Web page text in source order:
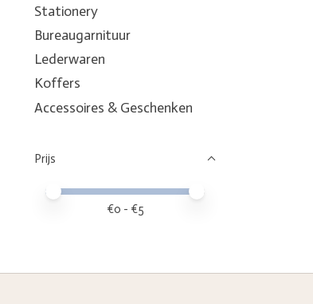
Stationery
Bureaugarnituur
Lederwaren
Koffers
Accessoires & Geschenken
Prijs
Minimale prijswaarde
Price maximum value
€0 - €5